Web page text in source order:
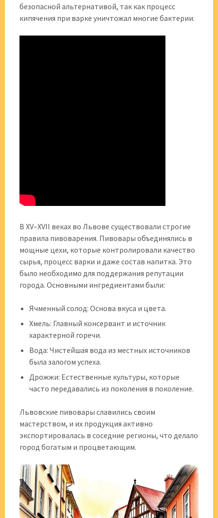
безопасной альтернативой, так как процесс
кипячения при варке уничтожал многие бактерии.
В XV–XVII веках во Львове существовали строгие
правила пивоварения. Пивовары объединялись в
мощные цехи, которые контролировали качество
сырья, процесс варки и даже состав напитка. Это
было необходимо для поддержания репутации
города. Основными ингредиентами были:
Ячменный солод: Основа вкуса и цвета.
Хмель: Главный консервант и источник
характерной горечи.
Вода: Чистейшая вода из местных источников
была залогом успеха.
Дрожжи: Естественные культуры, которые
часто передавались из поколения в поколение.
Львовские пивовары славились своим
мастерством, и их продукция активно
экспортировалась в соседние регионы, что делало
город богатым и процветающим.